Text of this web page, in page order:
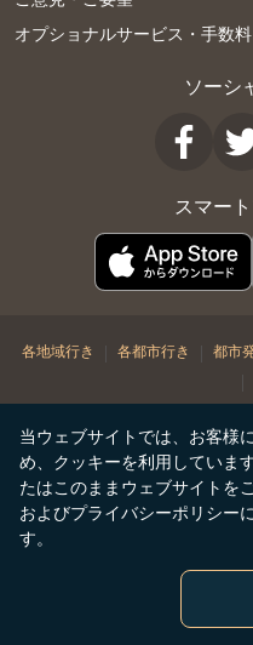
当ウェブサイトでは、お客様
め、クッキーを利用していま
たはこのままウェブサイトを
およびプライバシーポリシー
す。
オプショナルサービス・手数料
ソーシ
スマー
各地域行き | 各都市行き | 都市
|